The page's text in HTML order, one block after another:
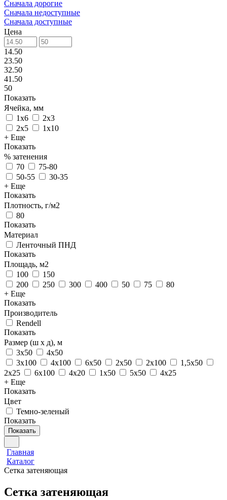
Сначала дорогие
Сначала недоступные
Сначала доступные
Цена
14.50
23.50
32.50
41.50
50
Показать
Ячейка, мм
1х6
2х3
2х5
1х10
+ Еще
Показать
% затенения
70
75-80
50-55
30-35
+ Еще
Показать
Плотность, г/м2
80
Показать
Материал
Ленточный ПНД
Показать
Площадь, м2
100
150
200
250 300 400 50 75
80
+ Еще
Показать
Производитель
Rendell
Показать
Размер (ш х д), м
3х50
4х50
3х100
4х100 6х50 2х50 2х100
1,5х50
2х25
6х100 4х20 1х50 5х50
4х25
+ Еще
Показать
Цвет
Темно-зеленый
Показать
Показать
Главная
Каталог
Сетка затеняющая
Сетка затеняющая